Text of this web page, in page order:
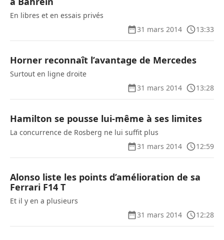
En libres et en essais privés
31 mars 2014
13:33
Horner reconnaît l’avantage de Mercedes
Surtout en ligne droite
31 mars 2014
13:28
Hamilton se pousse lui-même à ses limites
La concurrence de Rosberg ne lui suffit plus
31 mars 2014
12:59
Alonso liste les points d’amélioration de sa
Ferrari F14 T
Et il y en a plusieurs
31 mars 2014
12:28